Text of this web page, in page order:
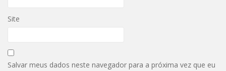
Site
Salvar meus dados neste navegador para a próxima vez que eu